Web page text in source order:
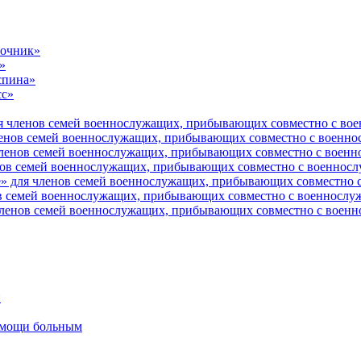
семей военнослужащих, прибывающих совместно с
семей военнослужащих, прибывающих совместно с
семей военнослужащих, прибывающих совместно с
семей военнослужащих, прибывающих совместно с
для членов семей военнослужащих, прибывающих совместно
семей военнослужащих, прибывающих совместно с
семей военнослужащих, прибывающих совместно с
больным